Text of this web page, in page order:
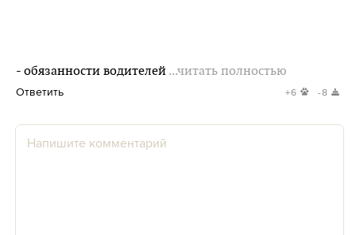
- обязанности водителей ...читать полностью
Ответить +6 -8